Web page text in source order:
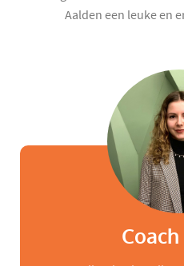
Aalden een leuke en